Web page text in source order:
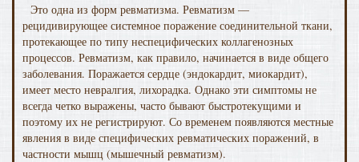
Это одна из форм ревматизма. Ревматизм —
рецидивирующее системное поражение соединительной ткани,
протекающее по типу неспецифических коллагенозных
процессов. Ревматизм, как правило, начинается в виде общего
заболевания. Поражается сердце (эндокардит, миокардит),
имеет место невралгия, лихорад­ка. Однако эти симптомы не
всегда четко выражены, часто бывают быстротекущими и
поэтому их не регистрируют. Со временем появляются местные
явления в виде специ­фических ревматических поражений, в
частности мышц (мышечный ревматизм).